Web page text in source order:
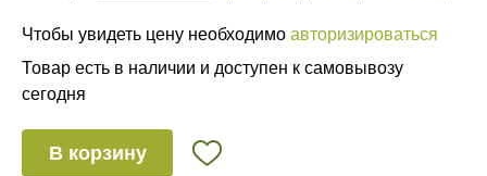
Чтобы увидеть цену необходимо авторизироваться
Товар есть в наличии и доступен к самовывозу
сегодня
В корзину